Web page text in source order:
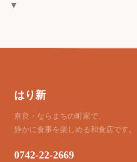
▼
はり新
奈良・ならまちの町家で、
静かに食事を楽しめる和食店です。
0742-22-2669